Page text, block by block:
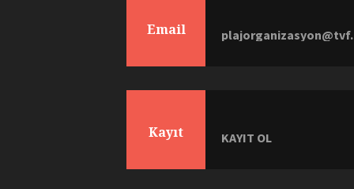
Email
Kayıt KAYIT OL